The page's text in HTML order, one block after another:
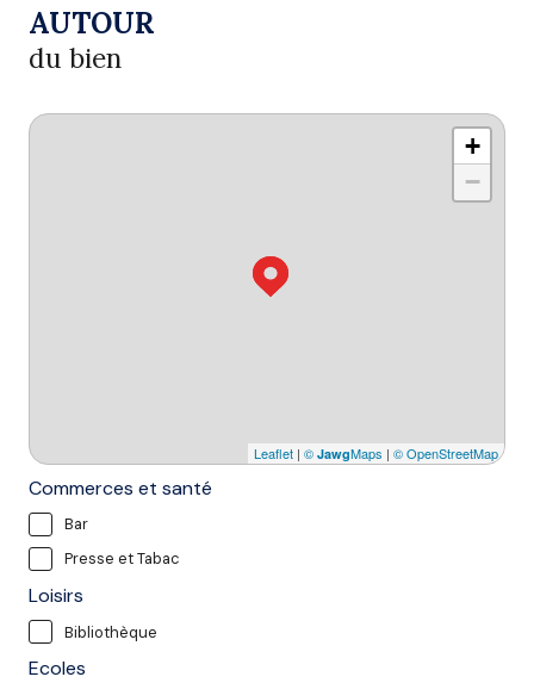
AUTOUR
du bien
+
−
Leaflet | © JawgMaps | © OpenStreetMap
Commerces et santé
Bar
Presse et Tabac
Loisirs
Bibliothèque
Ecoles